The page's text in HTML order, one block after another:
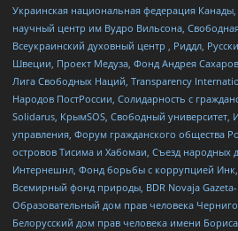
Украинская национальная федерация
научный центр им Вудро Вильсона,
Всеукраинский духовный центр , Риддл,
Швеции, Проект Медуза, Фонд Андрея
Лига Свободных Наций, Transparеncy
Народов ПостРоссии, Солидарность с
Solidarus, КрымSOS, Свободный университет,
управления, Форум гражданского общества
островов Тисима и Хабомаи, Съезд народных
Интернешнл, Фонд борьбы с коррупцией Инк,
Всемирный фонд природы, BDR Novaja Gazeta-
Образовательный дом прав человека
Белорусский дом прав человека имени